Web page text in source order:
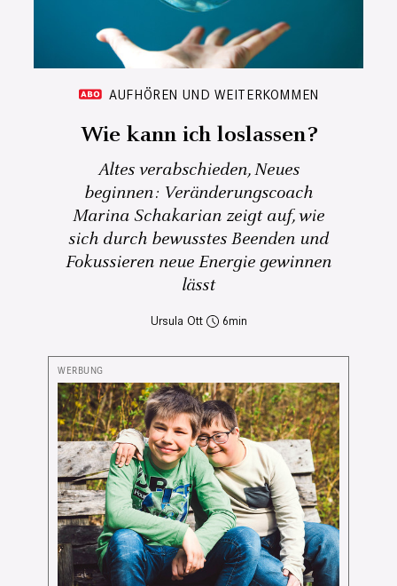
AUFHÖREN UND WEITERKOMMEN
Wie kann ich loslassen?
Altes verabschieden, Neues
beginnen: Veränderungscoach
Marina Schakarian zeigt auf, wie
sich durch bewusstes Beenden und
Fokussieren neue Energie gewinnen
lässt
Ursula Ott 6